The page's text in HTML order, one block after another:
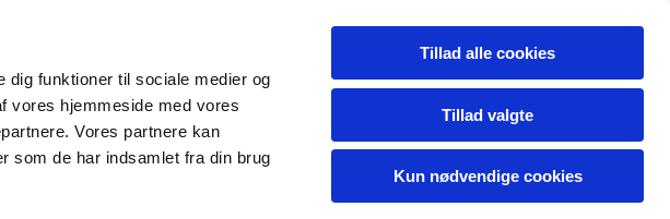
dig funktioner til sociale medier og
vores hjemmeside med vores
Vores partnere kan
som de har indsamlet fra din brug
Tillad alle cookies
Tillad valgte
Kun nødvendige cookies